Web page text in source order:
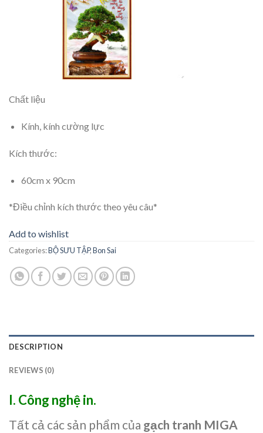
Chất liệu
Kính, kính cường lực
Kích thước:
60cm x 90cm
*Điều chỉnh kích thước theo yêu câu*
Add to wishlist
Categories:BỘ SƯU TẬP,Bon Sai
DESCRIPTION
REVIEWS (0)
I. Công nghệ in.
Tất cả các sản phẩm của gạch tranh MIGA